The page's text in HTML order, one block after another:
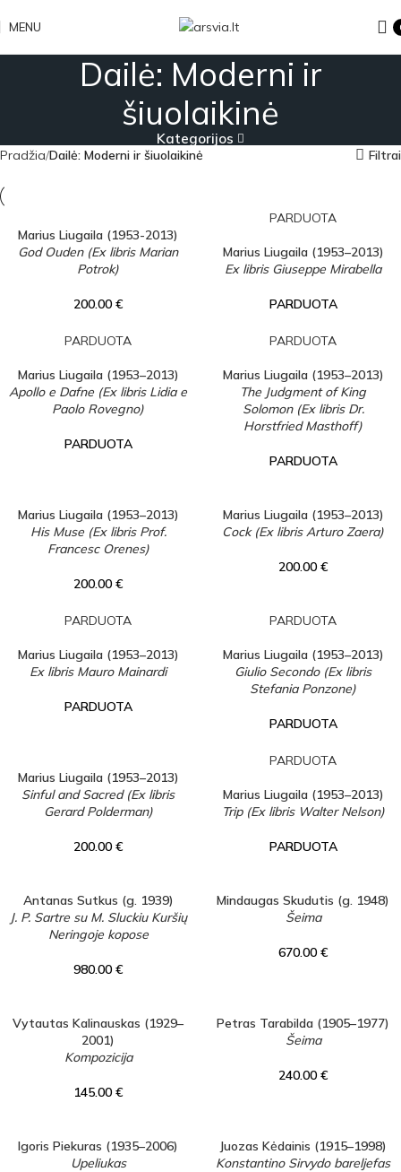
MENU
Dailė: Moderni ir
šiuolaikinė
Kategorijos
Pradžia Dailė: Moderni ir šiuolaikinė Filtrai
Marius Liugaila (1953-2013)
God Ouden (Ex libris Marian
Potrok)
200.00 €
PARDUOTA
Marius Liugaila (1953–2013)
Ex libris Giuseppe Mirabella
PARDUOTA
PARDUOTA
Marius Liugaila (1953–2013)
Apollo e Dafne (Ex libris Lidia e
Paolo Rovegno)
PARDUOTA
PARDUOTA
Marius Liugaila (1953–2013)
The Judgment of King
Solomon (Ex libris Dr.
Horstfried Masthoff)
PARDUOTA
Marius Liugaila (1953–2013)
His Muse (Ex libris Prof.
Francesc Orenes)
200.00 €
Marius Liugaila (1953–2013)
Cock (Ex libris Arturo Zaera)
200.00 €
PARDUOTA
Marius Liugaila (1953–2013)
Ex libris Mauro Mainardi
PARDUOTA
PARDUOTA
Marius Liugaila (1953–2013)
Giulio Secondo (Ex libris
Stefania Ponzone)
PARDUOTA
Marius Liugaila (1953–2013)
Sinful and Sacred (Ex libris
Gerard Polderman)
200.00 €
PARDUOTA
Marius Liugaila (1953–2013)
Trip (Ex libris Walter Nelson)
PARDUOTA
Antanas Sutkus (g. 1939)
J. P. Sartre su M. Sluckiu Kuršių
Neringoje kopose
980.00 €
Mindaugas Skudutis (g. 1948)
Šeima
670.00 €
Vytautas Kalinauskas (1929–
2001)
Kompozicija
145.00 €
Petras Tarabilda (1905–1977)
Šeima
240.00 €
Igoris Piekuras (1935–2006)
Upeliukas
Juozas Kėdainis (1915–1998)
Konstantino Sirvydo bareljefas